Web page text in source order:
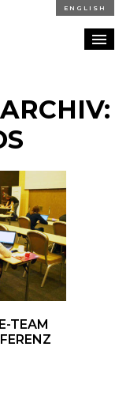
ENGLISH
KARRIERE
KONTAKT
TEAM